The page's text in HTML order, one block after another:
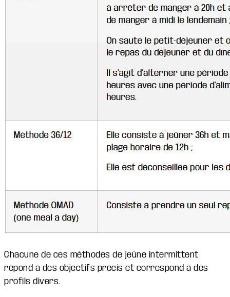
Chacune de ces méthodes de jeûne intermittent
répond à des objectifs précis et correspond à des
profils divers.